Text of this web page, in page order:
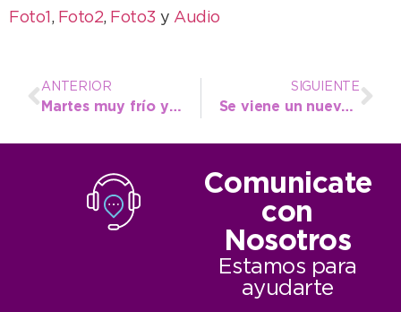
Foto1 , Foto2, Foto3 y Audio
ANTERIOR
Martes muy frío y cielo con una niebla que se irá disipando
SIGUIENTE
Se viene un nuevo vivo de Juventud, esta vez con capacitación en Lengua de Señas
Comunicate
con
Nosotros
Estamos para
ayudarte